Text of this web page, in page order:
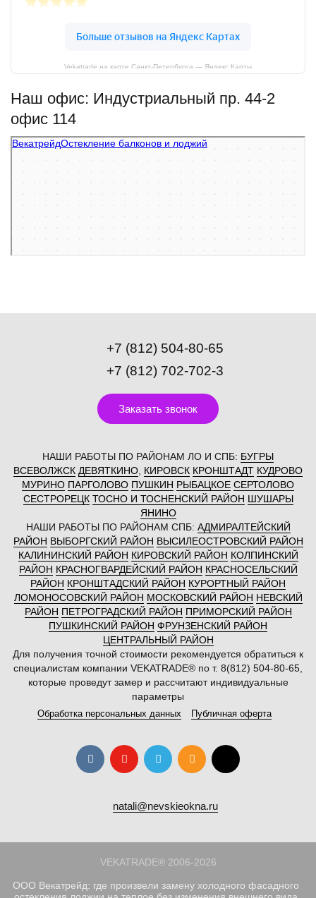
Vekatrade на карте Санкт‑Петербурга — Яндекс Карты
Наш офис: Индустриальный пр. 44-2
офис 114
Векатрейд
+7 (812) 504-80-65
+7 (812) 702-702-3
Заказать звонок
НАШИ РАБОТЫ ПО РАЙОНАМ ЛО И СПБ: БУГРЫ
ВСЕВОЛЖСК ДЕВЯТКИНО КИРОВСК КРОНШТАДТ КУДРОВО
МУРИНО ПАРГОЛОВО ПУШКИН РЫБАЦКОЕ СЕРТОЛОВО
СЕСТРОРЕЦК ТОСНО И ТОСНЕНСКИЙ РАЙОН ШУШАРЫ
ЯНИНО
НАШИ РАБОТЫ ПО РАЙОНАМ СПБ: АДМИРАЛТЕЙСКИЙ
РАЙОН ВЫБОРГСКИЙ РАЙОН ВЫСИЛЕОСТРОВСКИЙ РАЙОН
КАЛИНИНСКИЙ РАЙОН КИРОВСКИЙ РАЙОН КОЛПИНСКИЙ
РАЙОН КРАСНОГВАРДЕЙСКИЙ РАЙОН КРАСНОСЕЛЬСКИЙ
РАЙОН КРОНШТАДСКИЙ РАЙОН КУРОРТНЫЙ РАЙОН
ЛОМОНОСОВСКИЙ РАЙОН МОСКОВСКИЙ РАЙОН НЕВСКИЙ
РАЙОН ПЕТРОГРАДСКИЙ РАЙОН ПРИМОРСКИЙ РАЙОН
ПУШКИНСКИЙ РАЙОН ФРУНЗЕНСКИЙ РАЙОН
ЦЕНТРАЛЬНЫЙ РАЙОН
Для получения точной стоимости рекомендуется обратиться к
специалистам компании VEKATRADE® по т. 8(812) 504-80-65,
которые проведут замер и рассчитают индивидуальные
параметры
Обработка персональных данных Публичная оферта
natali@nevskieokna.ru
VEKATRADE® 2006-2026
ООО Векатрейд: где произвели замену холодного фасадного